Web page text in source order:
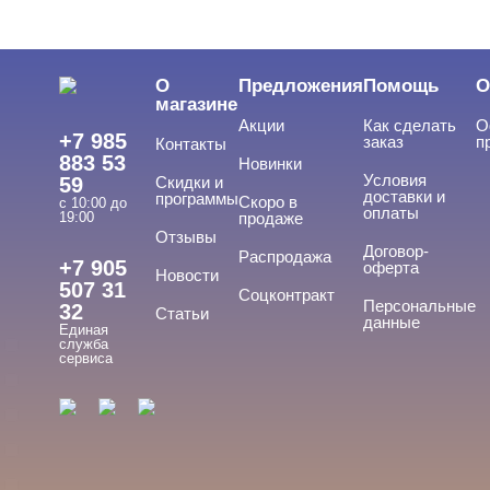
Cвернуть
База
База жесткая
+7 985
883 53
59
с 10:00 до
19:00
+7 905
507 31
32
Единая
служба
сервиса
О
магазине
Контакты
Скидки и
программы
Отзывы
Новости
Статьи
Предложения
Акции
Новинки
Скоро в
продаже
Распродажа
Соцконтракт
Помощь
Как сделать
заказ
Условия
доставки и
оплаты
Договор-
оферта
Персональные
данные